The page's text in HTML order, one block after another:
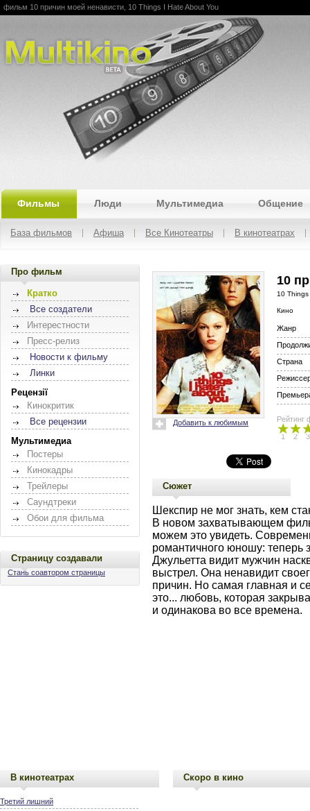
Multikino
фильм 10 причин моей ненависти, 10 Things I Hate About You
Фильмы Люди Мультимедиа Общение
База фильмов Афиша Все Кинотеатры В кинотеатрах
Про фильм
Кратко
Все создатели
Интерестности
Пресс-релиз
Новости к фильму
Линки
Рецензії
Кинокритик
Все рецензии
Мультимедиа
Постеры
Кинокадры
Трейлеры
Саундтреки
Обои для фильма
Страницу создавали
Стань соавтором страницы
Добавить к любимым
10
10
Кино
Жанр
Страна
Рейтинг
1 2 3
Сюжет
Шекспир не мог знать, кем
В новом захватывающем
можем это увидеть.
романтичного юношу: теперь
Джульетта видит мужчин
выстрел. Она ненавидит
причин. Но самая главная и
это... любовь, которая
и одинакова во все времена.
В кинотеатрах
Третий лишний
Скоро в кино